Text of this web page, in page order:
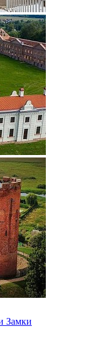
Замки